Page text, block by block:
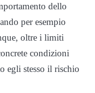
dello
per esempio
oltre i limiti
condizioni
egli stesso il rischio